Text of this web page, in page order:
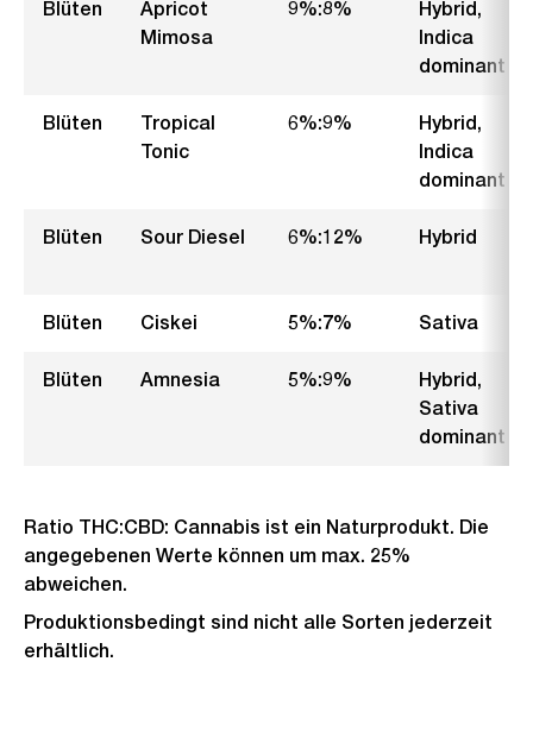
Blüten
Apricot
Mimosa
9%:8%
Hybrid,
Indica
dominant
Blüten
Tropical
Tonic
6%:9%
Hybrid,
Indica
dominant
Blüten Sour Diesel 6%:12% Hybrid
Blüten Ciskei 5%:7% Sativa
Blüten Amnesia 5%:9%
Hybrid,
Sativa
dominant
Ratio THC:CBD: Cannabis ist ein Naturprodukt. Die
angegebenen Werte können um max. 25%
abweichen.
Produktionsbedingt sind nicht alle Sorten jederzeit
erhältlich.